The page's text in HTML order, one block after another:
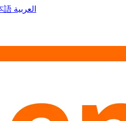
語 العربية